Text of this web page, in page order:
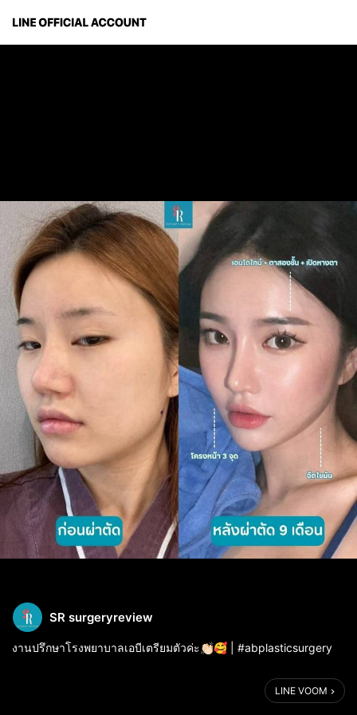
SR surgeryreview
งานปรึกษาโรงพยาบาลเอบีเตรียมตัวค่ะ👏🏻🥰 | #abplasticsurgery
📆 เจอกันวันที่ 24 ถึง 25 มกราคม! จองคิวทาง LINE ค่ะ
LINE VOOM